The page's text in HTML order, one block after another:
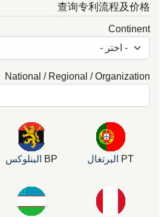
查询专利流程
National / Regional /
MT BP البنلوكس البرتغال